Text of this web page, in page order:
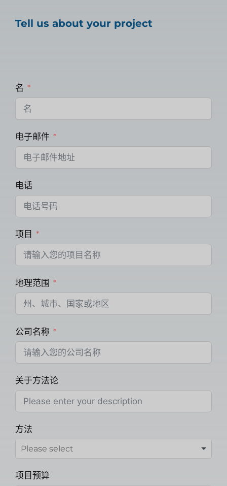
Tell us about your project
名
电子邮件
电话
项目
地理范围
公司名称
关于方法论
方法
项目预算